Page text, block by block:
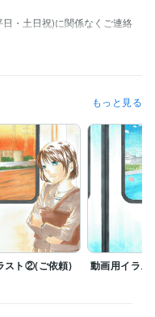
・土日祝)に関係なくご連絡
返事になります。ご了承い
もっと見る
スト②(ご依頼) 動画用イラス